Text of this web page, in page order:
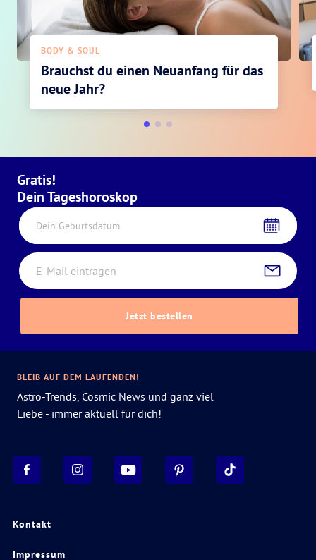
BODY & SOUL
Brauchst du einen Neuanfang für das
neue Jahr?
Gratis!
Dein Tageshoroskop
Dein Geburtsdatum
Jetzt bestellen
Kontakt
Impressum
BLEIB AUF DEM LAUFENDEN!
Astro-Trends, Cosmic News und ganz viel
Liebe - immer aktuell für dich!